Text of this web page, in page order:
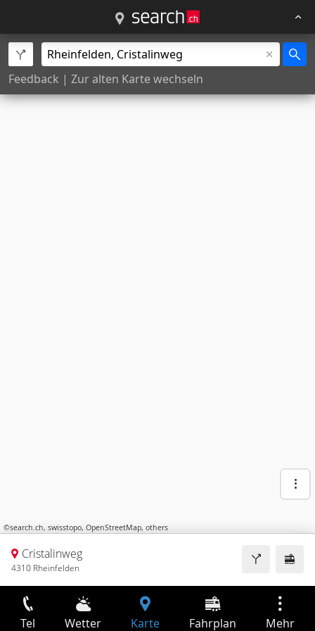
Feedback | Zur alten Karte wechseln
©search.ch, swisstopo, OpenStreetMap, others
Cristalinweg
4310 Rheinfelden
Tel Wetter Karte Fahrplan Mehr